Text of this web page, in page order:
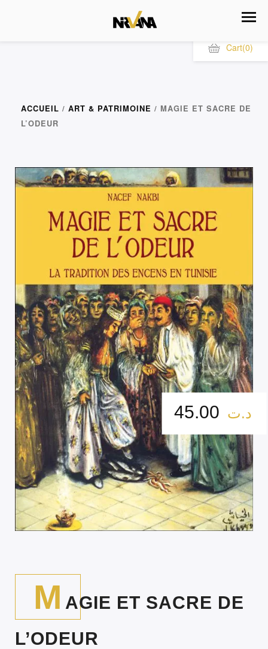
Cart(0)
ACCUEIL / ART & PATRIMOINE / MAGIE ET SACRE DE
L’ODEUR
د.ت
M AGIE ET SACRE DE
L’ODEUR